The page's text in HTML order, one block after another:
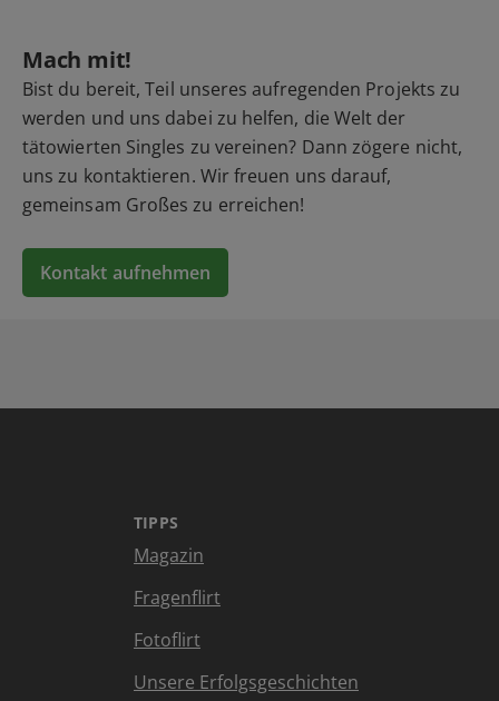
Mach mit!
Bist du bereit, Teil unseres aufregenden Projekts zu
werden und uns dabei zu helfen, die Welt der
tätowierten Singles zu vereinen? Dann zögere nicht,
uns zu kontaktieren. Wir freuen uns darauf,
gemeinsam Großes zu erreichen!
Kontakt aufnehmen
TIPPS
Magazin
Fragenflirt
Fotoflirt
Unsere Erfolgsgeschichten